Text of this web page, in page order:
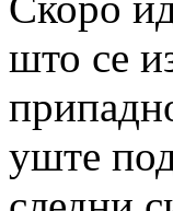
што се
уште